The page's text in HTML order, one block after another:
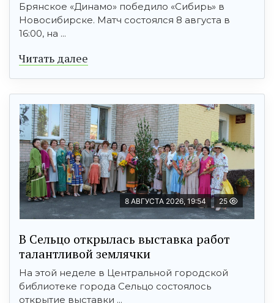
Брянское «Динамо» победило «Сибирь» в
Новосибирске. Матч состоялся 8 августа в
16:00, на ...
Читать далее
8 АВГУСТА 2026, 19:54 25
В Сельцо открылась выставка работ
талантливой землячки
На этой неделе в Центральной городской
библиотеке города Сельцо состоялось
открытие выставки ...